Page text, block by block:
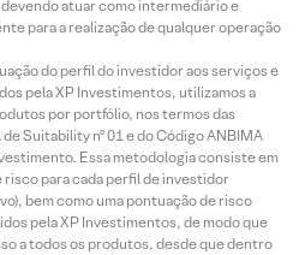
atuar como intermediário e
para a realização de qualquer operação
do perfil do investidor aos serviços e
pela XP Investimentos, utilizamos a
por portfólio, nos termos das
Suitability nº 01 e do Código ANBIMA
Essa metodologia consiste em
para cada perfil de investidor
bem como uma pontuação de risco
pela XP Investimentos, de modo que
a todos os produtos, desde que dentro